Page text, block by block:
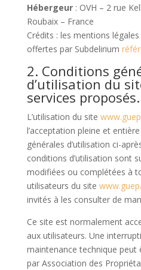
Hébergeur: OVH – 2 rue
Roubaix – France
Crédits : les mentions
offertes par Subdelirium
2. Conditions
d’utilisation du
services proposés.
L’utilisation du site
l’acceptation pleine et
générales d’utilisation ci-
conditions d’utilisation sont
modifiées ou complétées à
utilisateurs du site
invités à les consulter de
Ce site est normalement
aux utilisateurs. Une
maintenance technique
par Association des